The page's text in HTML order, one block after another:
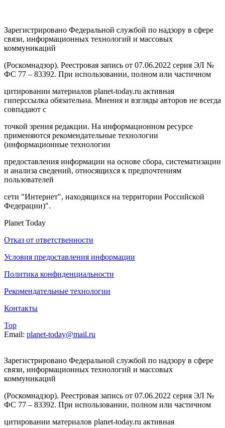
Зарегистрировано Федеральной службой по надзору в сфере
связи, информационных технологий и массовых
коммуникаций
(Роскомнадзор). Реестровая запись от 07.06.2022 серия ЭЛ №
ФС 77 – 83392. При использовании, полном или частичном
цитировании материалов planet-today.ru активная
гиперссылка обязательна. Мнения и взгляды авторов не всегда
совпадают с
точкой зрения редакции. На информационном ресурсе
применяются рекомендательные технологии
(информационные технологии
предоставления информации на основе сбора, систематизации
и анализа сведений, относящихся к предпочтениям
пользователей
сети "Интернет", находящихся на территории Российской
Федерации)".
Planet Today
Отказ от ответственности
Условия предоставления информации
Политика конфиденциальности
Рекомендательные технологии
Контакты
Top
Email: planet-today@mail.ru
Зарегистрировано Федеральной службой по надзору в сфере
связи, информационных технологий и массовых
коммуникаций
(Роскомнадзор). Реестровая запись от 07.06.2022 серия ЭЛ №
ФС 77 – 83392. При использовании, полном или частичном
цитировании материалов planet-today.ru активная